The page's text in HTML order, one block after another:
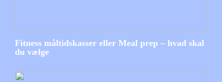
Fitness måltidskasser eller Meal prep – hvad skal
du vælge